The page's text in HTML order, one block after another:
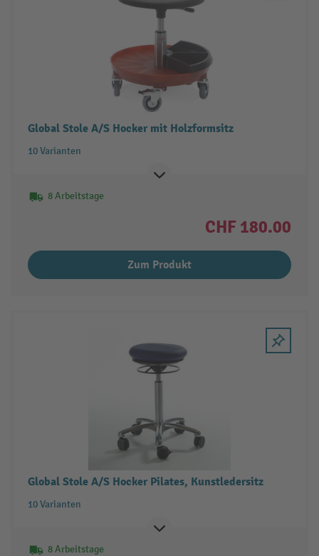
Global Stole A/S Hocker mit Holzformsitz
10 Varianten
8 Arbeitstage
CHF 180.00
Zum Produkt
Global Stole A/S Hocker Pilates, Kunstledersitz
10 Varianten
8 Arbeitstage